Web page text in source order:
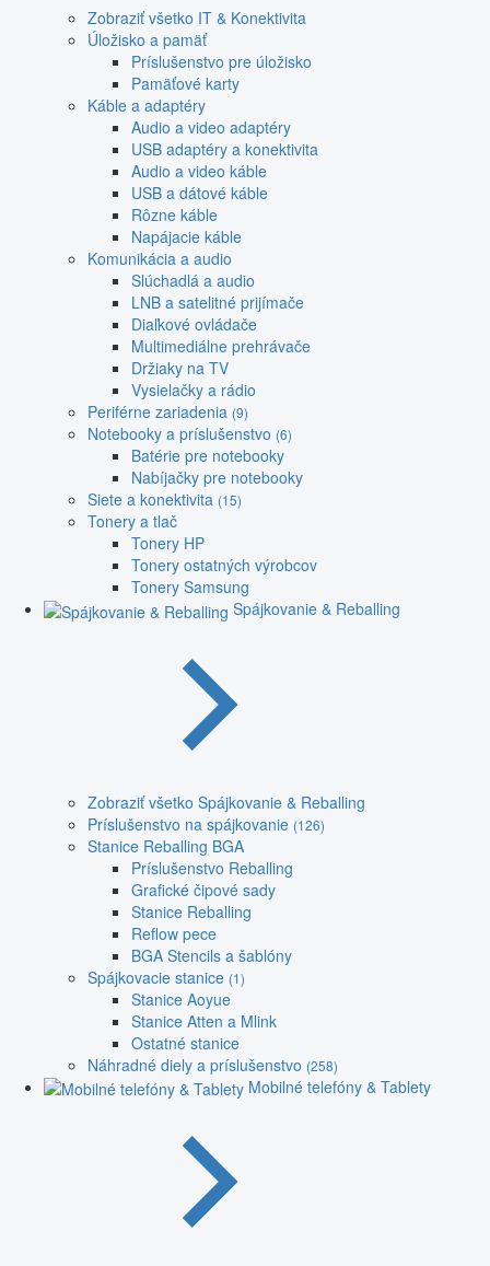
Zobraziť všetko IT & Konektivita
Úložisko a pamäť
Príslušenstvo pre úložisko
Pamäťové karty
Káble a adaptéry
Audio a video adaptéry
USB adaptéry a konektivita
Audio a video káble
USB a dátové káble
Rôzne káble
Napájacie káble
Komunikácia a audio
Slúchadlá a audio
LNB a satelitné prijímače
Diaľkové ovládače
Multimediálne prehrávače
Držiaky na TV
Vysielačky a rádio
Periférne zariadenia (9)
Notebooky a príslušenstvo (6)
Batérie pre notebooky
Nabíjačky pre notebooky
Siete a konektivita (15)
Tonery a tlač
Tonery HP
Tonery ostatných výrobcov
Tonery Samsung
Spájkovanie & Reballing
Zobraziť všetko Spájkovanie & Reballing
Príslušenstvo na spájkovanie (126)
Stanice Reballing BGA
Príslušenstvo Reballing
Grafické čipové sady
Stanice Reballing
Reflow pece
BGA Stencils a šablóny
Spájkovacie stanice (1)
Stanice Aoyue
Stanice Atten a Mlink
Ostatné stanice
Náhradné diely a príslušenstvo (258)
Mobilné telefóny & Tablety